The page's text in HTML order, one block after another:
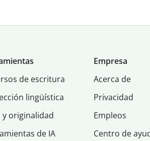
de escritura
lingüística
y originalidad
de IA
Empresa
Acerca de
Privacidad
Empleos
Centro de